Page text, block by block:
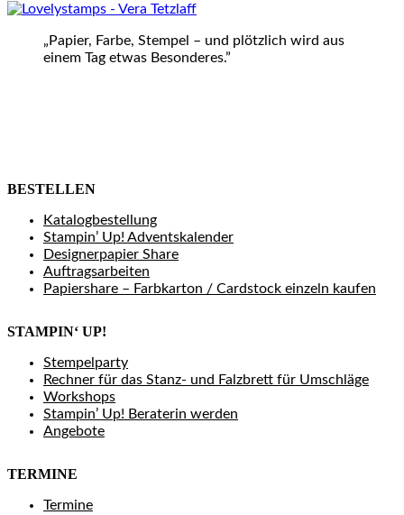
„Papier, Farbe, Stempel – und plötzlich wird aus
einem Tag etwas Besonderes.”
BESTELLEN
Katalogbestellung
Stampin’ Up! Adventskalender
Designerpapier Share
Auftragsarbeiten
Papiershare – Farbkarton / Cardstock einzeln kaufen
STAMPIN‘ UP!
Stempelparty
Rechner für das Stanz- und Falzbrett für Umschläge
Workshops
Stampin’ Up! Beraterin werden
Angebote
TERMINE
Termine